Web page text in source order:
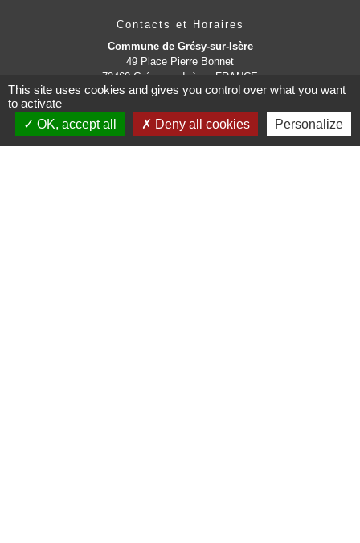
Contacts et Horaires
Commune de Grésy-sur-Isère
49 Place Pierre Bonnet
73460 Grésy-sur-Isère - FRANCE
+33 4 79 37 91 94
Contact par formulaire
This site uses cookies and gives you control over what you want
to activate
OK, accept all
Deny all cookies Personalize